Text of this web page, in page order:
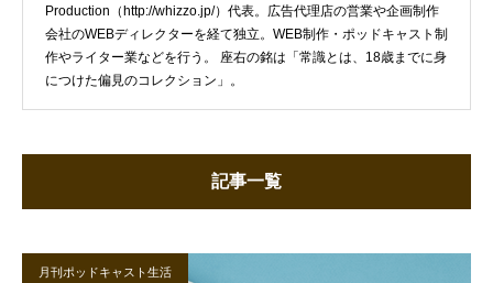
Production（http://whizzo.jp/）代表。広告代理店の営業や企画制作
会社のWEBディレクターを経て独立。WEB制作・ポッドキャスト制
作やライター業などを行う。 座右の銘は「常識とは、18歳までに身
につけた偏見のコレクション」。
記事一覧
月刊ポッドキャスト生活